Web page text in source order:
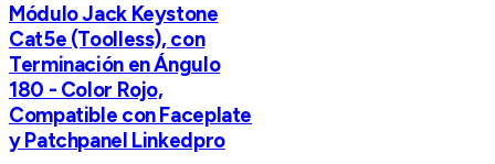
Módulo Jack Keystone
Cat5e (Toolless), con
Terminación en Ángulo
180 - Color Rojo,
Compatible con Faceplate
y Patchpanel Linkedpro